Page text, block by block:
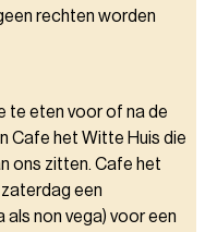
rechten worden
te eten voor of na de
Cafe het Witte Huis die
ons zitten. Cafe het
een
non vega) voor een